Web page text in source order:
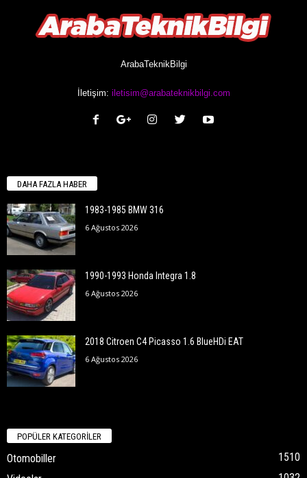
ArabaTeknikBilgi
İletişim: iletisim@arabateknikbilgi.com
DAHA FAZLA HABER
1983-1985 BMW 316
6 Ağustos 2026
1990-1993 Honda Integra 1.8
6 Ağustos 2026
2018 Citroen C4 Picasso 1.6 BlueHDi EAT
6 Ağustos 2026
POPÜLER KATEGORİLER
Otomobiller
1510